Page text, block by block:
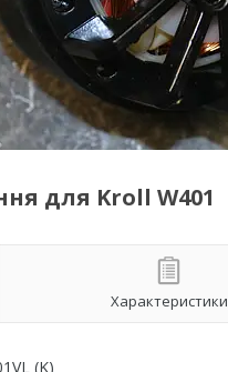
для Kroll W401
Характеристики
(K)